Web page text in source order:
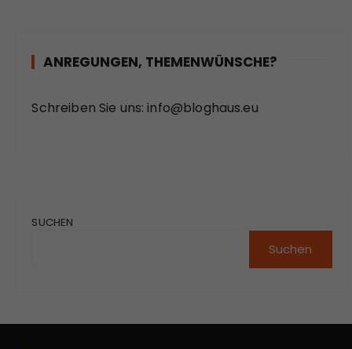
ANREGUNGEN, THEMENWÜNSCHE?
Schreiben Sie uns: info@bloghaus.eu
SUCHEN
Suchen